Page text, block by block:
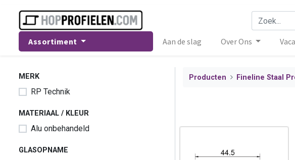
Assortiment Aan de slag Over Ons
MERK
RP Technik
MATERIAAL / KLEUR
Alu onbehandeld
GLASOPNAME
Producten Fineline Staal